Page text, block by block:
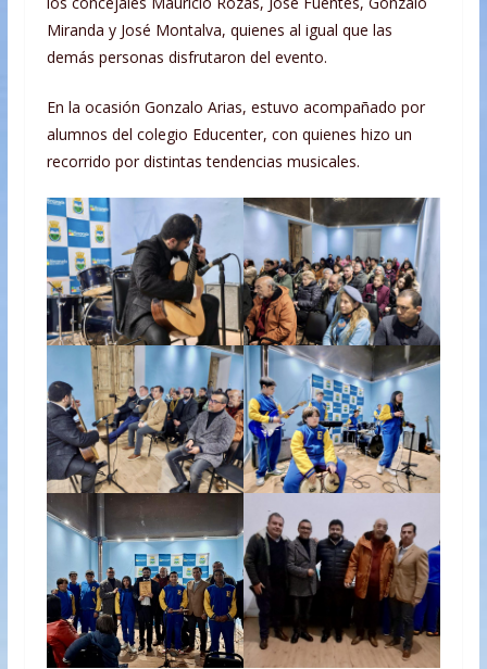
Miranda y José Montalva, quienes al igual que las
demás personas disfrutaron del evento.
En la ocasión Gonzalo Arias, estuvo acompañado por
alumnos del colegio Educenter, con quienes hizo un
recorrido por distintas tendencias musicales.